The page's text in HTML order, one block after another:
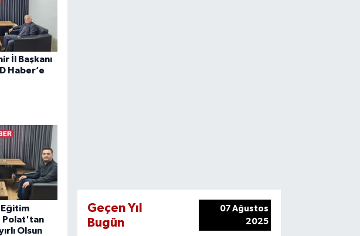
İl Başkanı
Haber’e
Eğitim
Polat'tan
Olsun
Geçen Yıl
Bugün
07 Ağustos
2025